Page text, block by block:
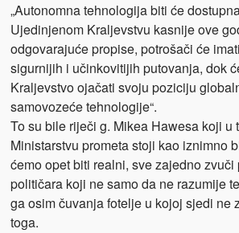
„Autonomna tehnologija biti će
Ujedinjenom Kraljevstvu kasnije ove
odgovarajuće propise, potrošači će
sigurnijih i učinkovitijih putovanja, dok
Kraljevstvo ojačati svoju poziciju
samovozeće tehnologije“.
To su bile riječi g. Mikea Hawesa koji u
Ministarstvu prometa stoji kao iznimno
ćemo opet biti realni, sve zajedno
političara koji ne samo da ne razumije
ga osim čuvanja fotelje u kojoj sjedi ne
toga.